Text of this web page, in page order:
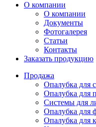
О компании
О компании
Документы
Фотогалерея
Статьи
Контакты
Заказать продукцию
Продажа
Опалубка для
Опалубка для
Системы для
Опалубка для
Опалубка для